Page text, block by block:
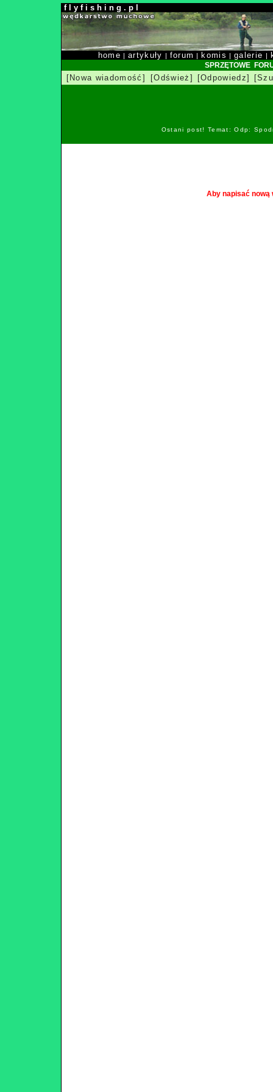
f l y f i s h i n g . p l
home |artykuły | forum | komis |galerie |
SPRZĘTOWE
[Nowa wiadomość] [Odśwież] [Odpowiedz]
Ostani post! Temat: Odp:
Aby napisać nową